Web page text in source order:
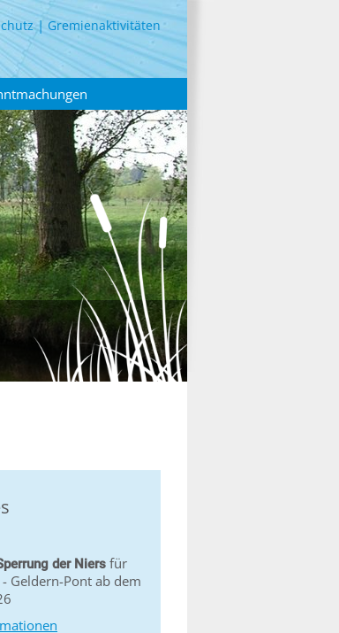
Gremienaktivitäten
der Niers für
Geldern-Pont ab dem